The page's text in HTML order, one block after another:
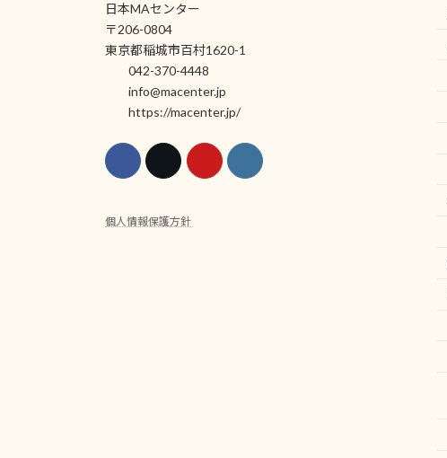
日本MAセンター
〒206-0804
東京都稲城市百村1620-1
042-370-4448
info@macenter.jp
https://macenter.jp/
個人情報保護方針